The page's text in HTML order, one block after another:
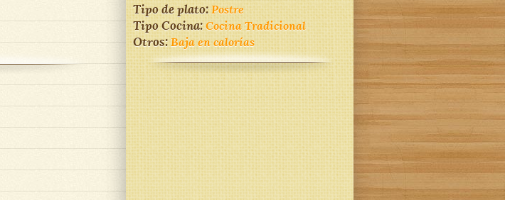
Tipo de plato:Postre
Tipo Cocina:Cocina Tradicional
Otros:Baja en calorías